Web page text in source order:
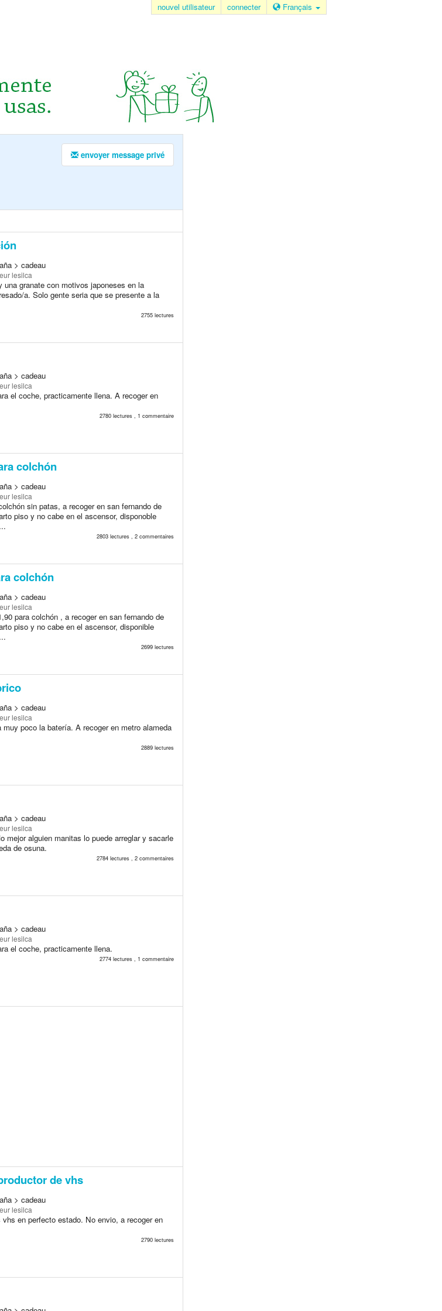
nouvel utilisateur connecter Français
envoyer message privé
> cadeau
lesilca
granate con motivos japoneses en la
a. Solo gente seria que se presente a la
2755 lectures
> cadeau
lesilca
el coche, practicamente llena. A recoger en
2780 lectures , 1 commentaire
colchón
> cadeau
lesilca
sin patas, a recoger en san fernando de
piso y no cabe en el ascensor, disponoble
2803 lectures , 2 commentaires
colchón
> cadeau
lesilca
para colchón , a recoger en san fernando de
piso y no cabe en el ascensor, disponible
2699 lectures
> cadeau
lesilca
poco la batería. A recoger en metro alameda
2889 lectures
> cadeau
lesilca
mejor alguien manitas lo puede arreglar y sacarle
de osuna.
2784 lectures , 2 commentaires
> cadeau
lesilca
el coche, practicamente llena.
2774 lectures , 1 commentaire
de vhs
> cadeau
lesilca
en perfecto estado. No envio, a recoger en
2790 lectures